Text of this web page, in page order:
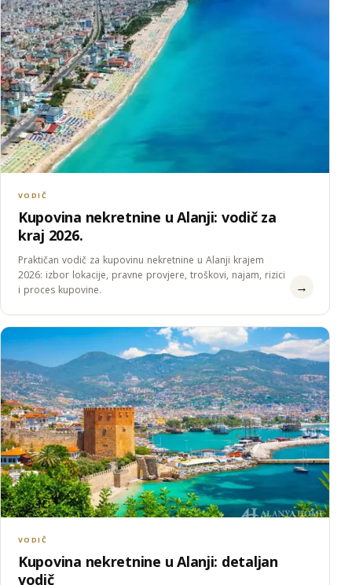
VODIČ
Kupovina nekretnine u Alanji: vodič za
kraj 2026.
Praktičan vodič za kupovinu nekretnine u Alanji krajem
2026: izbor lokacije, pravne provjere, troškovi, najam, rizici
i proces kupovine.
→
VODIČ
Kupovina nekretnine u Alanji: detaljan
vodič